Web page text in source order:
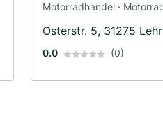
Motorradhandel ·
Motorradwerkstatt ·
Osterstr. 5, 31275
0.0 (0)